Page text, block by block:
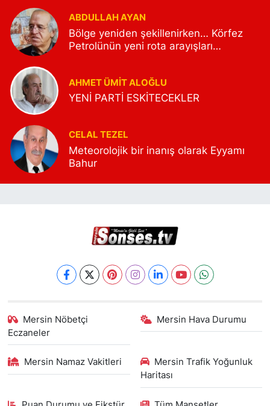
ABDULLAH AYAN
Bölge yeniden şekillenirken… Körfez
Petrolünün yeni rota arayışları…
AHMET ÜMIT ALOĞLU
YENİ PARTİ ESKİTECEKLER
CELAL TEZEL
Meteorolojik bir inanış olarak Eyyamı
Bahur
Mersin Nöbetçi
Eczaneler
Mersin Hava Durumu
Mersin Namaz Vakitleri
Mersin Trafik Yoğunluk
Haritası